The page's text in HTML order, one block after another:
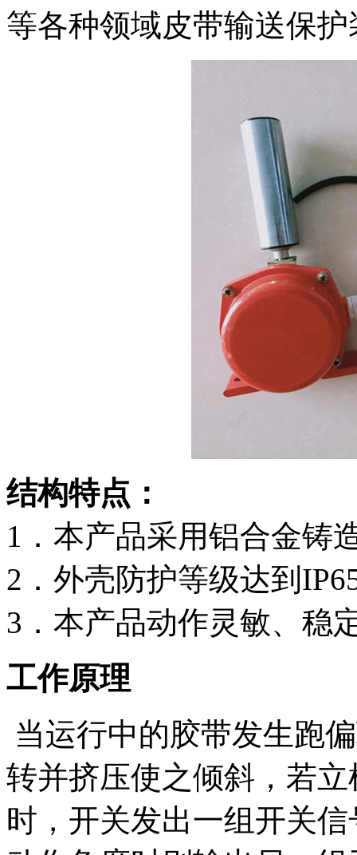
等各种领域皮带输送保护
结构特点：
1．本产品采用铝合金铸
2．外壳防护等级达到
3．本产品动作灵敏、稳
工作原理
当运行中的胶带发生跑
转并挤压使之倾斜，若
时，开关发出一组开关